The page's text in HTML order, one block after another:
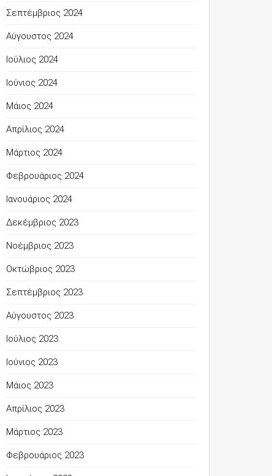
Σεπτέμβριος 2024
Αύγουστος 2024
Ιούλιος 2024
Ιούνιος 2024
Μάιος 2024
Απρίλιος 2024
Μάρτιος 2024
Φεβρουάριος 2024
Ιανουάριος 2024
Δεκέμβριος 2023
Νοέμβριος 2023
Οκτώβριος 2023
Σεπτέμβριος 2023
Αύγουστος 2023
Ιούλιος 2023
Ιούνιος 2023
Μάιος 2023
Απρίλιος 2023
Μάρτιος 2023
Φεβρουάριος 2023